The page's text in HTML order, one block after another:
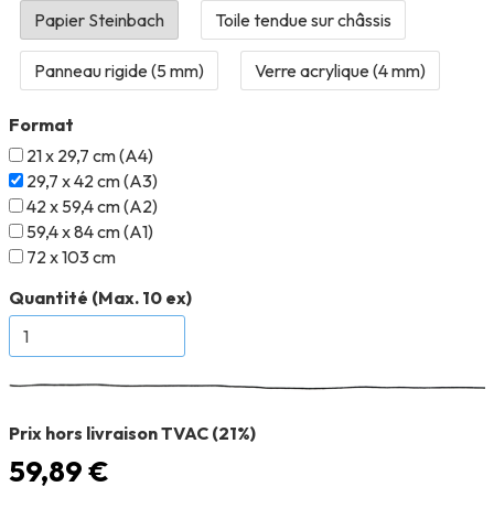
Format
21 x 29,7 cm (A4)
29,7 x 42 cm (A3)
42 x 59,4 cm (A2)
59,4 x 84 cm (A1)
72 x 103 cm
Quantité (Max. 10 ex)
Prix hors livraison TVAC (21%)
59,89 €